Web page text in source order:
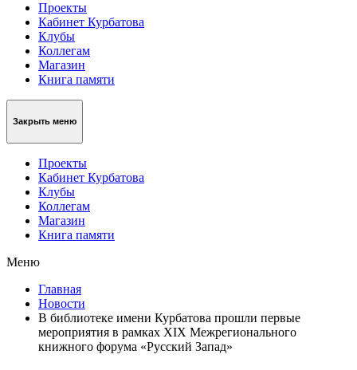
Проекты
Кабинет Курбатова
Клубы
Коллегам
Магазин
Книга памяти
Закрыть меню
Проекты
Кабинет Курбатова
Клубы
Коллегам
Магазин
Книга памяти
Меню
Главная
Новости
В библиотеке имени Курбатова прошли первые
мероприятия в рамках XIX Межрегионального
книжного форума «Русский Запад»